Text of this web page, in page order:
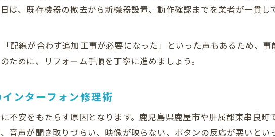
は、既存機器の撤去から新機器設置、動作確認までを業者が一貫
配線が合わず追加工事が必要になった」といった声もあるため、
ために、リフォーム手順を丁寧に進めましょう。
ンターフォン修理術
不安をもたらす原因となります。鹿児島県鹿屋市や肝属郡東串良
音声が聞き取りづらい、映像が映らない、ボタンの反応が悪いと